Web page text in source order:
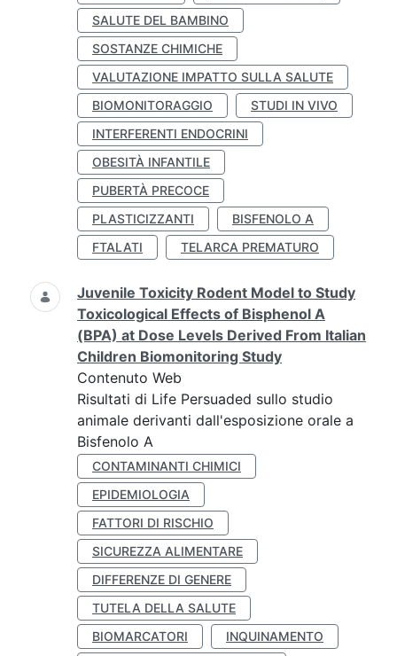
SALUTE DEL BAMBINO
SOSTANZE CHIMICHE
VALUTAZIONE IMPATTO SULLA SALUTE
BIOMONITORAGGIO
STUDI IN VIVO
INTERFERENTI ENDOCRINI
OBESITÀ INFANTILE
PUBERTÀ PRECOCE
PLASTICIZZANTI
BISFENOLO A
FTALATI
TELARCA PREMATURO
Juvenile Toxicity Rodent Model to Study
Toxicological Effects of Bisphenol A
(BPA) at Dose Levels Derived From Italian
Children Biomonitoring Study
Contenuto Web
Risultati di Life Persuaded sullo studio
animale derivanti dall'esposizione orale a
Bisfenolo A
CONTAMINANTI CHIMICI
EPIDEMIOLOGIA
FATTORI DI RISCHIO
SICUREZZA ALIMENTARE
DIFFERENZE DI GENERE
TUTELA DELLA SALUTE
BIOMARCATORI
INQUINAMENTO